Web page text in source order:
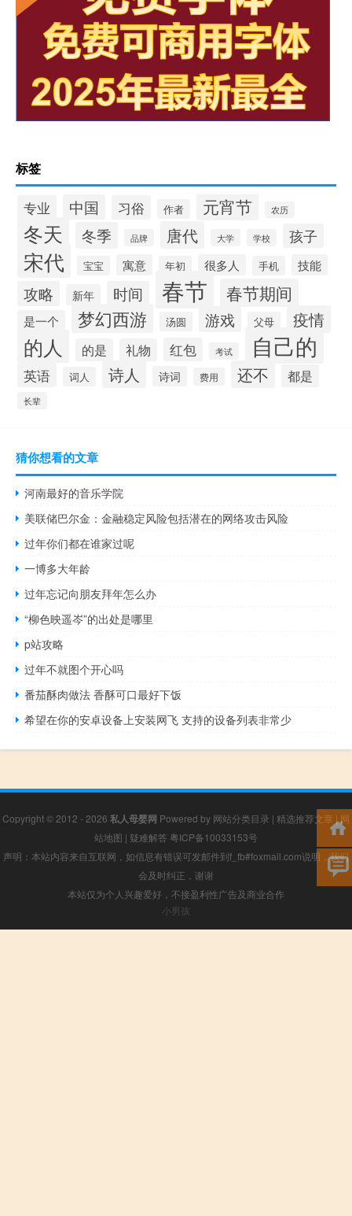
标签
专业 中国 习俗 作者 元宵节 农历
冬天 冬季 品牌 唐代 大学 学校 孩子
宋代 宝宝 寓意 年初 很多人 手机 技能
攻略 新年 时间 春节 春节期间
是一个 梦幻西游 汤圆 游戏 父母 疫情
的人 的是 礼物 红包 考试 自己的
英语 词人 诗人 诗词 费用 还不 都是
长辈
猜你想看的文章
河南最好的音乐学院
美联储巴尔金：金融稳定风险包括潜在的网络攻击风险
过年你们都在谁家过呢
一博多大年龄
过年忘记向朋友拜年怎么办
“柳色映遥岑”的出处是哪里
p站攻略
过年不就图个开心吗
番茄酥肉做法 香酥可口最好下饭
希望在你的安卓设备上安装网飞 支持的设备列表非常少
Copyright © 2012 - 2026 私人母婴网 Powered by 网站分类目录 | 精选推荐文章 |网
站地图 | 疑难解答 粤ICP备10033153号
声明：本站内容来自互联网，如信息有错误可发邮件到f_fb#foxmail.com说明，我们
会及时纠正，谢谢
本站仅为个人兴趣爱好，不接盈利性广告及商业合作
小男孩